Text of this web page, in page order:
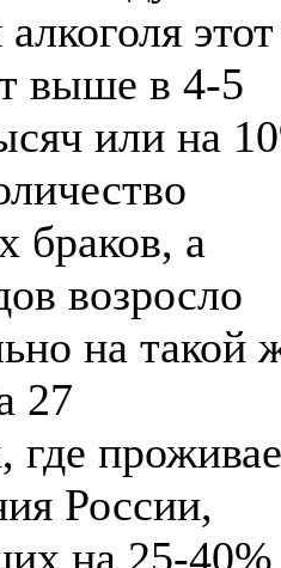
этот
выше в 4-5
или на
браков, а
возросло
на такой
27
где
России,
на 25-40%